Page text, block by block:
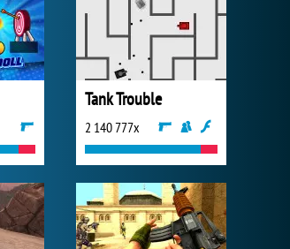
Tank Trouble
2 140 777x